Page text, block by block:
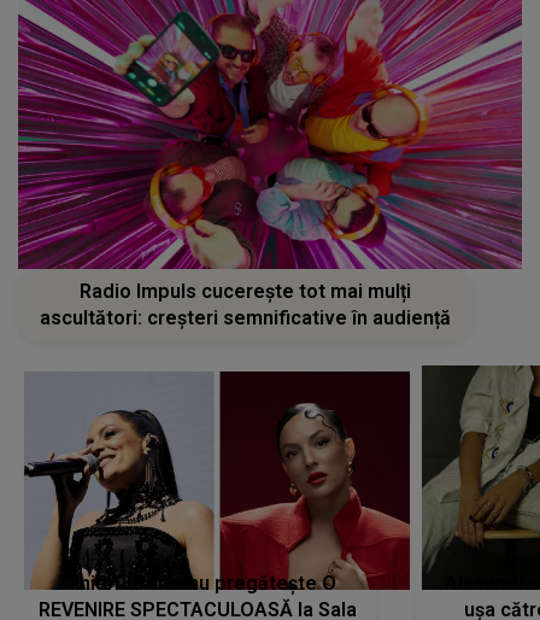
Radio Impuls cucerește tot mai mulți
ascultători: creșteri semnificative în audiență
Tania Turtureanu pregătește O
REVENIRE SPECTACULOASĂ la Sala
ușa